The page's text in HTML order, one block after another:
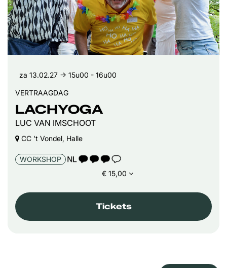
LACHYOGA
LUC VAN IMSCHOOT
VERTRAAGDAG
za 13.02.27 → 15u00 - 16u00
CC 't Vondel, Halle
WORKSHOP
TAALICOON 3
€ 15,00
Tickets